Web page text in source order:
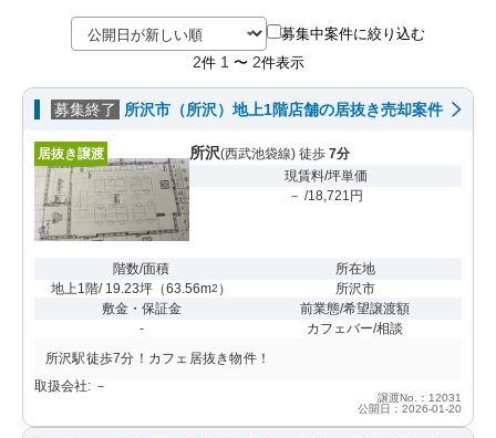
募集中案件に絞り込む
2件 1 〜 2件表示
募集終了 所沢市（所沢）地上1階店舗の居抜き売却案件
居抜き譲渡 所沢(西武池袋線) 徒歩 7分
現賃料/坪単価
－ /18,721円
階数/面積
地上1階/ 19.23坪 （63.56m2 ）
所在地
所沢市
敷金・保証金
-
前業態/希望譲渡額
カフェバー/相談
所沢駅徒歩7分！カフェ居抜き物件！
取扱会社: －
譲渡No.：12031
公開日：2026-01-20